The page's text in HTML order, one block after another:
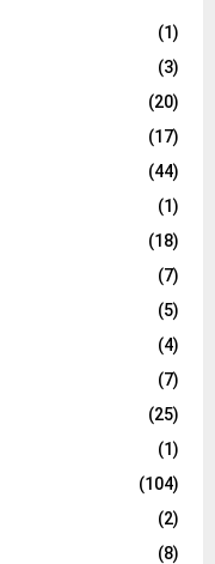
(1)
(3)
(20)
(17)
(44)
(1)
(18)
(7)
(5)
(4)
(7)
(25)
(1)
(104)
(2)
(8)